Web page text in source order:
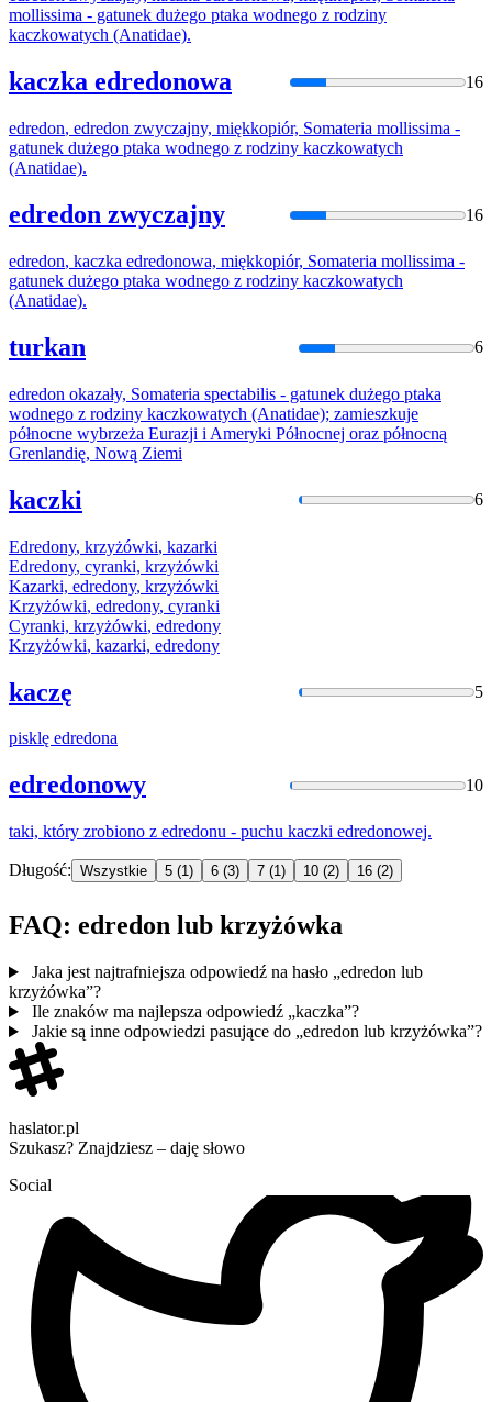
mollissima - gatunek dużego ptaka wodnego z rodziny
kaczkowatych (Anatidae).
kaczka edredonowa 16
edredon, edredon zwyczajny, miękkopiór, Somateria mollissima -
gatunek dużego ptaka wodnego z rodziny kaczkowatych
(Anatidae).
edredon zwyczajny 16
edredon, kaczka edredonowa, miękkopiór, Somateria mollissima -
gatunek dużego ptaka wodnego z rodziny kaczkowatych
(Anatidae).
turkan 6
edredon okazały, Somateria spectabilis - gatunek dużego ptaka
wodnego z rodziny kaczkowatych (Anatidae); zamieszkuje
północne wybrzeża Eurazji i Ameryki Północnej oraz północną
Grenlandię, Nową Ziemi
kaczki 6
Edredony, krzyżówki, kazarki
Edredony, cyranki, krzyżówki
Kazarki, edredony, krzyżówki
Krzyżówki, edredony, cyranki
Cyranki, krzyżówki, edredony
Krzyżówki, kazarki, edredony
kaczę 5
pisklę edredona
edredonowy 10
taki, który zrobiono z edredonu - puchu kaczki edredonowej.
Długość: Wszystkie 5 (1) 6 (3) 7 (1) 10 (2) 16 (2)
FAQ: edredon lub krzyżówka
Jaka jest najtrafniejsza odpowiedź na hasło „edredon lub
krzyżówka”?
Ile znaków ma najlepsza odpowiedź „kaczka”?
Jakie są inne odpowiedzi pasujące do „edredon lub krzyżówka”?
haslator.pl
Szukasz? Znajdziesz – daję słowo
Social